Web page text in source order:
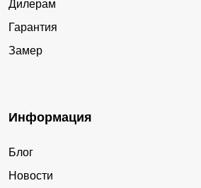
Дилерам
Гарантия
Замер
Информация
Блог
Новости